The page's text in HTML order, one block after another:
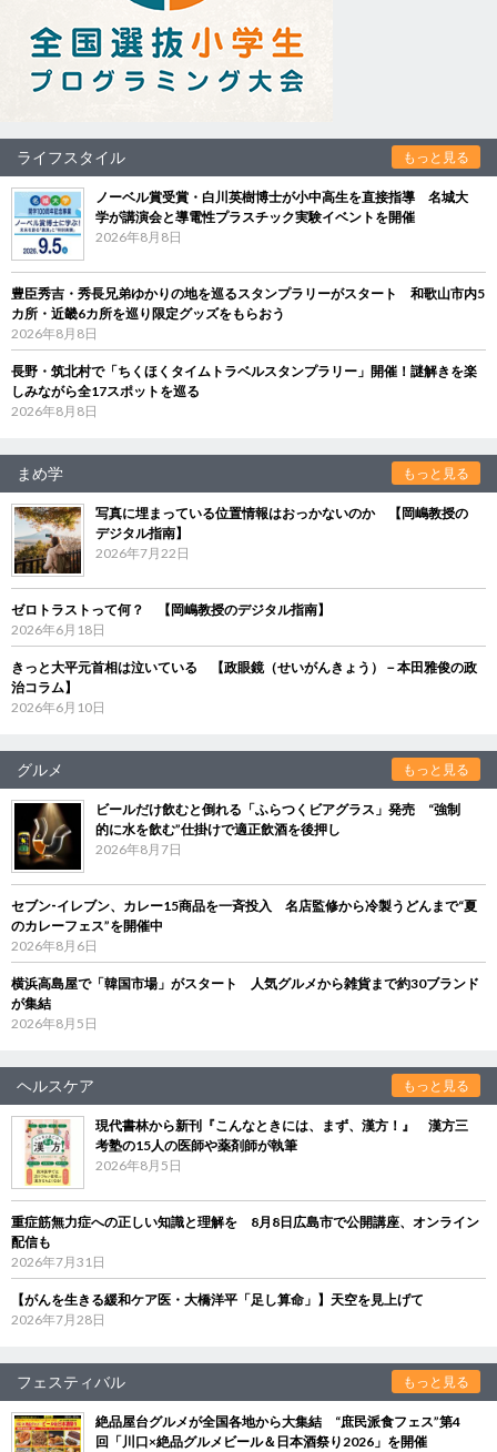
ライフスタイル もっと見る
ノーベル賞受賞・白川英樹博士が小中高生を直接指導 名城大
学が講演会と導電性プラスチック実験イベントを開催
2026年8月8日
豊臣秀吉・秀長兄弟ゆかりの地を巡るスタンプラリーがスタート 和歌山市内5
カ所・近畿6カ所を巡り限定グッズをもらおう
2026年8月8日
長野・筑北村で「ちくほくタイムトラベルスタンプラリー」開催！謎解きを楽
しみながら全17スポットを巡る
2026年8月8日
まめ学 もっと見る
写真に埋まっている位置情報はおっかないのか 【岡嶋教授の
デジタル指南】
2026年7月22日
ゼロトラストって何？ 【岡嶋教授のデジタル指南】
2026年6月18日
きっと大平元首相は泣いている 【政眼鏡（せいがんきょう）－本田雅俊の政
治コラム】
2026年6月10日
グルメ もっと見る
ビールだけ飲むと倒れる「ふらつくビアグラス」発売 “強制
的に水を飲む”仕掛けで適正飲酒を後押し
2026年8月7日
セブン‐イレブン、カレー15商品を一斉投入 名店監修から冷製うどんまで“夏
のカレーフェス”を開催中
2026年8月6日
横浜高島屋で「韓国市場」がスタート 人気グルメから雑貨まで約30ブランド
が集結
2026年8月5日
ヘルスケア もっと見る
現代書林から新刊『こんなときには、まず、漢方！』 漢方三
考塾の15人の医師や薬剤師が執筆
2026年8月5日
重症筋無力症への正しい知識と理解を 8月8日広島市で公開講座、オンライン
配信も
2026年7月31日
【がんを生きる緩和ケア医・大橋洋平「足し算命」】天空を見上げて
2026年7月28日
フェスティバル もっと見る
絶品屋台グルメが全国各地から大集結 “庶民派食フェス”第4
回「川口×絶品グルメビール＆日本酒祭り2026」を開催